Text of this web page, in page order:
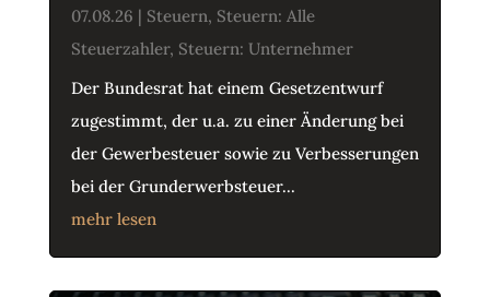
07.08.26 | Steuern, Steuern: Alle
Steuerzahler, Steuern: Unternehmer
Der Bundesrat hat einem Gesetzentwurf
zugestimmt, der u.a. zu einer Änderung bei
der Gewerbesteuer sowie zu Verbesserungen
bei der Grunderwerbsteuer...
mehr lesen